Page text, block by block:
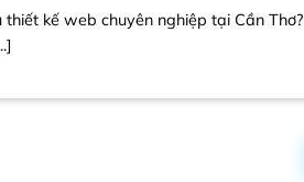
thiết kế web chuyên nghiệp tại Cần Thơ?